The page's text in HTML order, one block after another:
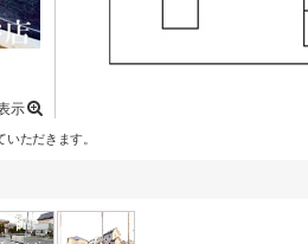
示
ただきます。